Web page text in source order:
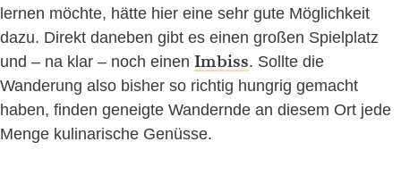
lernen möchte, hätte hier eine sehr gute Möglichkeit
dazu. Direkt daneben gibt es einen großen Spielplatz
und – na klar – noch einen Imbiss. Sollte die
Wanderung also bisher so richtig hungrig gemacht
haben, finden geneigte Wandernde an diesem Ort jede
Menge kulinarische Genüsse.